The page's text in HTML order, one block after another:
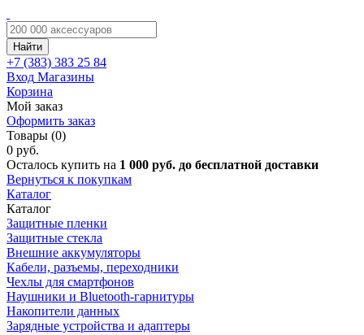
Найти
+7 (383) 383 25 84
Вход Магазины
Корзина
Мой заказ
Оформить заказ
Товары (0)
0 руб.
Осталось купить на 1 000 руб. до бесплатной доставки
Вернуться к покупкам
Каталог
Каталог
Защитные пленки
Защитные стекла
Внешние аккумуляторы
Кабели, разъемы, переходники
Чехлы для смартфонов
Наушники и Bluetooth-гарнитуры
Накопители данных
Зарядные устройства и адаптеры